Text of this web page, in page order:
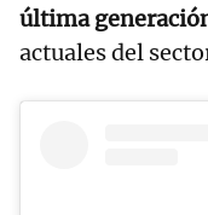
última
actuales del